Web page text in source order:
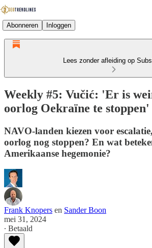
Abonneren Inloggen
Lees zonder afleiding op
Weekly #5: Vučić: 'Er is
oorlog Oekraïne te stoppen'
NAVO-landen kiezen voor
oorlog nog stoppen? En wat
Amerikaanse hegemonie?
Frank Knopers en Sander Boon
mei 31, 2024
∙ Betaald